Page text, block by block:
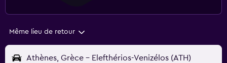
Même lieu de retour
Athènes, Grèce - Elefthérios-Venizélos (ATH)